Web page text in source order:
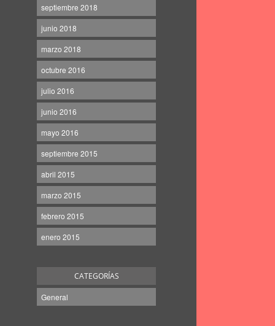
septiembre 2018
junio 2018
marzo 2018
octubre 2016
julio 2016
junio 2016
mayo 2016
septiembre 2015
abril 2015
marzo 2015
febrero 2015
enero 2015
CATEGORÍAS
General